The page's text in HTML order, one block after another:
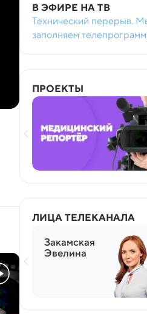
В ЭФИРЕ НА ТВ
Технический перерыв.
заполняем
ПРОЕКТЫ
ЛИЦА ТЕЛЕКАНАЛА
Закамская
Эвелина